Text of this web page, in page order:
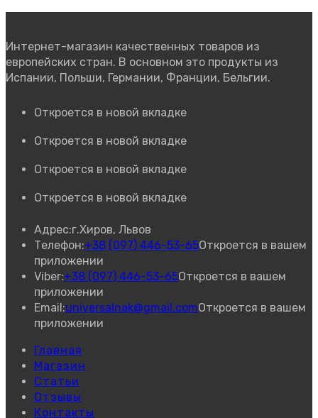
Интернет-магазин качественных товаров из
европейских стран. В основном это продукты из
Испании, Польши, Германии, Франции, Бельгии.
Откроется в новой вкладке
Откроется в новой вкладке
Откроется в новой вкладке
Откроется в новой вкладке
Адрес:г.Хиров, Львов
Телефон:+38 (097) 446-53-65Откроется в вашем
приложении
Viber:+38 (097) 446-53-65Откроется в вашем
приложении
Email:universalnak@gmail.comОткроется в вашем
приложении
Главная
Магазин
Статьи
Отзывы
Контакты